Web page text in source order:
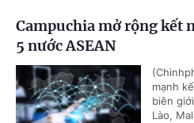
Campuchia mở rộng kết
5 nước ASEAN
mạnh
biên
Lào,